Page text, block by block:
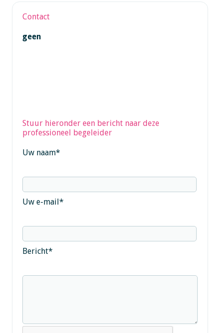
Contact
geen
Stuur hieronder een bericht naar deze
professioneel begeleider
Uw naam*
Uw e-mail*
Bericht*